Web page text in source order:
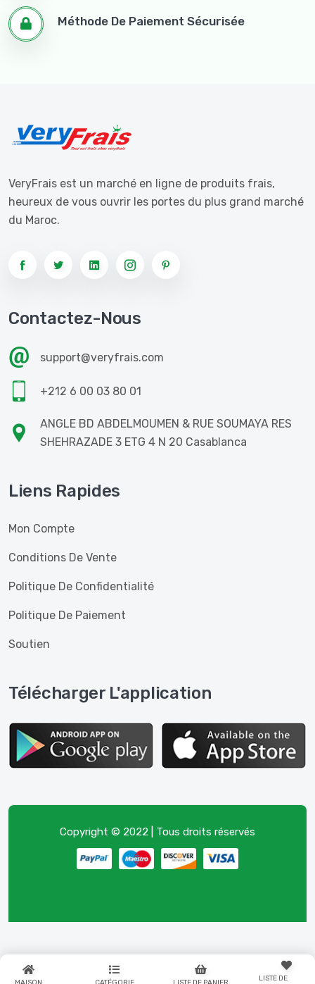
LISTE DE
Méthode De Paiement Sécurisée
VeryFrais est un marché en ligne de produits frais,
heureux de vous ouvrir les portes du plus grand marché
du Maroc.
Contactez-Nous
support@veryfrais.com
+212 6 00 03 80 01
ANGLE BD ABDELMOUMEN & RUE SOUMAYA RES
SHEHRAZADE 3 ETG 4 N 20 Casablanca
Liens Rapides
Mon Compte
Conditions De Vente
Politique De Confidentialité
Politique De Paiement
Soutien
Télécharger L'application
Copyright © 2022 | Tous droits réservés